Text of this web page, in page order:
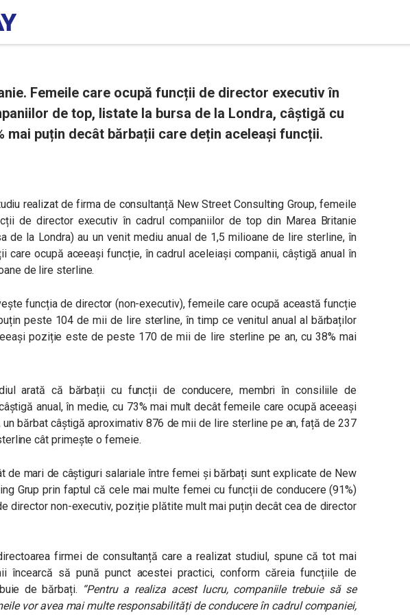
Femeile care ocupă funcții de director executiv în
de top, listate la bursa de la Londra, câștigă cu
mai puțin decât bărbații care dețin aceleași funcții.
realizat de firma de consultanță New Street Consulting Group, femeile
de director executiv în cadrul companiilor de top din Marea Britanie
de la Londra) au un venit mediu anual de 1,5 milioane de lire sterline, în
care ocupă aceeași funcție, în cadrul aceleiași companii, câștigă anual în
de lire sterline.
funcția de director (non-executiv), femeile care ocupă această funcție
peste 104 de mii de lire sterline, în timp ce venitul anual al bărbaților
poziție este de peste 170 de mii de lire sterline pe an, cu 38% mai
arată că bărbații cu funcții de conducere, membri în consiliile de
anual, în medie, cu 73% mai mult decât femeile care ocupă aceeași
bărbat câștigă aproximativ 876 de mii de lire sterline pe an, față de 237
cât primește o femeie.
de mari de câștiguri salariale între femei și bărbați sunt explicate de New
Grup prin faptul că cele mai multe femei cu funcții de conducere (91%)
director non-executiv, poziție plătite mult mai puțin decât cea de director
firmei de consultanță care a realizat studiul, spune că tot mai
încearcă să pună punct acestei practici, conform căreia funcțiile de
de bărbați. “Pentru a realiza acest lucru, companiile trebuie să se
vor avea mai multe responsabilități de conducere în cadrul companiei,